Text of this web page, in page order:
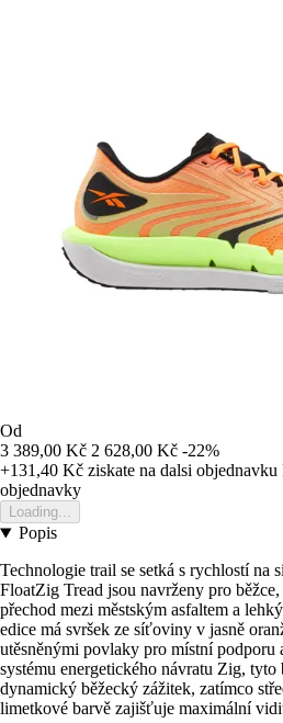
Od
3 389,00 Kč 2 628,00 Kč -22%
+131,40 Kč ziskate na dalsi objednavku
objednavky
Loading...
Popis
Technologie trail se setká s rychlostí na
FloatZig Tread jsou navrženy pro
přechod mezi městským asfaltem a
edice má svršek ze síťoviny v jasně
utěsněnými povlaky pro místní podporu
systému energetického návratu Zig,
dynamický běžecký zážitek, zatímco
limetkové barvě zajišťuje maximální